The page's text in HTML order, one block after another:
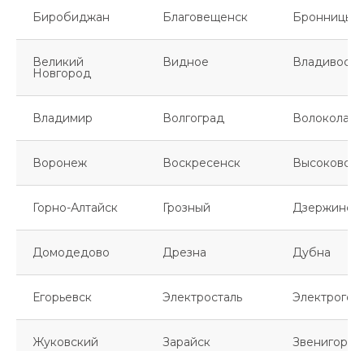
Биробиджан Благовещенск Бронницы
Великий
Новгород
Видное
Владимир Волгоград
Воронеж Воскресенск Высоковск
Горно-Алтайск Грозный
Домодедово Дрезна Дубна
Егорьевск Электросталь
Жуковский Зарайск Звенигород